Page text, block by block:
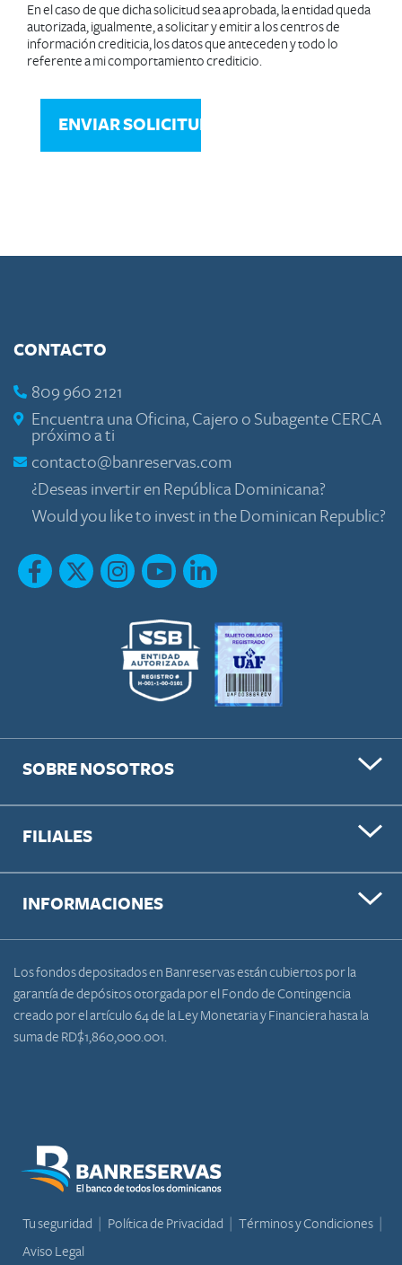
En el caso de que dicha solicitud sea aprobada, la entidad queda
autorizada, igualmente, a solicitar y emitir a los centros de
información crediticia, los datos que anteceden y todo lo
referente a mi comportamiento crediticio.
CONTACTO
809 960 2121
Encuentra una Oficina, Cajero o Subagente CERCA
próximo a ti
contacto@banreservas.com
¿Deseas invertir en República Dominicana?
Would you like to invest in the Dominican Republic?
SOBRE NOSOTROS
FILIALES
INFORMACIONES
Los fondos depositados en Banreservas están cubiertos por la
garantía de depósitos otorgada por el Fondo de Contingencia
creado por el artículo 64 de la Ley Monetaria y Financiera hasta la
suma de RD$1,860,000.001.
Tu seguridad Política de Privacidad
Términos y Condiciones
Aviso Legal